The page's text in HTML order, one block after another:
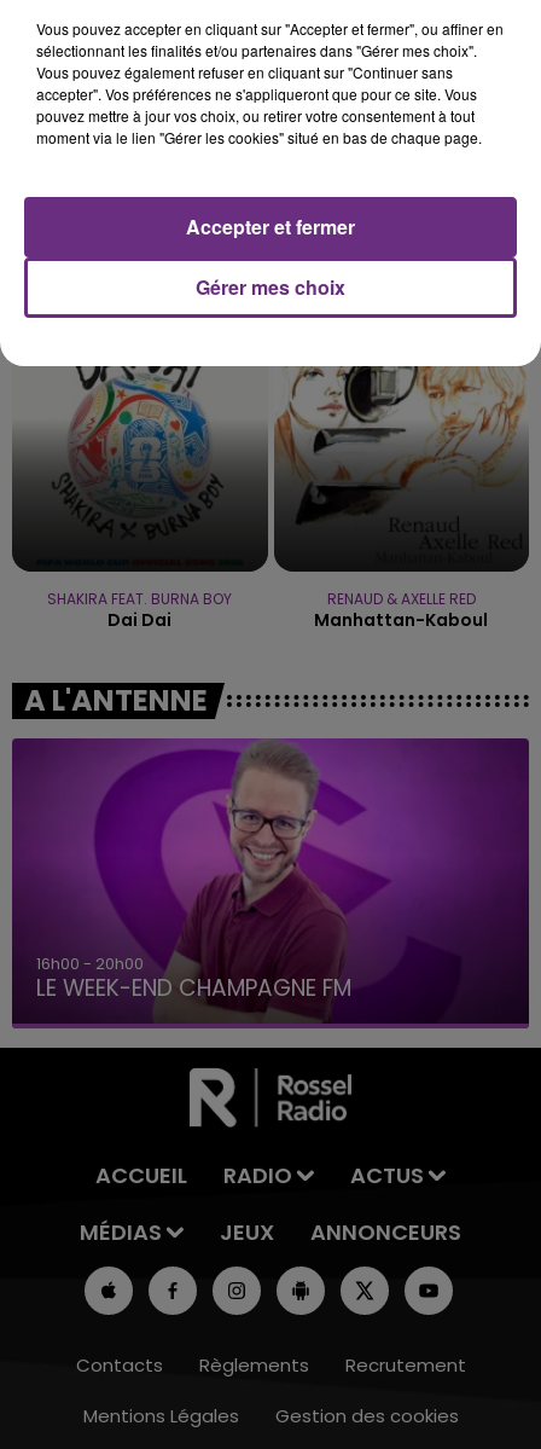
7 août 2026
LE MAGASIN JOUÉCLUB DE REIMS FERME
C'était l'une des institutions du centre-ville
rémois. Le magasin JouéClub est contraint de
fermer ses portes.
TITRES DIFFUSÉS
SHAKIRA FEAT. BURNA BOY
Dai Dai
RENAUD & AXELLE RED
Manhattan-Kaboul
A L'ANTENNE
16h00 - 20h00
LE WEEK-END CHAMPAGNE FM
ACCUEIL RADIO
ACTUS
MÉDIAS
JEUX ANNONCEURS
Contacts Règlements
Recrutement
Mentions Légales
Gestion des cookies
Vous pouvez accepter en cliquant sur "Accepter et fermer", ou affiner en
sélectionnant les finalités et/ou partenaires dans "Gérer mes choix".
Vous pouvez également refuser en cliquant sur "Continuer sans
accepter". Vos préférences ne s'appliqueront que pour ce site. Vous
pouvez mettre à jour vos choix, ou retirer votre consentement à tout
moment via le lien "Gérer les cookies" situé en bas de chaque page.
Gérer mes choix
Accepter et fermer